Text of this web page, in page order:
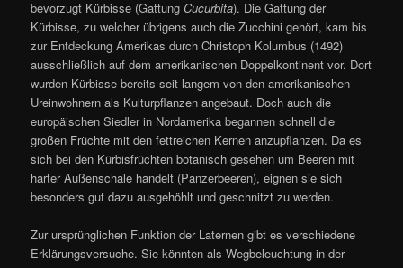
bevorzugt Kürbisse (GattungCucurbita). Die Gattung der
Kürbisse, zu welcher übrigens auch die Zucchini gehört, kam bis
zur Entdeckung Amerikas durch Christoph Kolumbus (1492)
ausschließlich auf dem amerikanischen Doppelkontinent vor. Dort
wurden Kürbisse bereits seit langem von den amerikanischen
Ureinwohnern als Kulturpflanzen angebaut. Doch auch die
europäischen Siedler in Nordamerika begannen schnell die
großen Früchte mit den fettreichen Kernen anzupflanzen. Da es
sich bei den Kürbisfrüchten botanisch gesehen um Beeren mit
harter Außenschale handelt (Panzerbeeren), eignen sie sich
besonders gut dazu ausgehöhlt und geschnitzt zu werden.
Zur ursprünglichen Funktion der Laternen gibt es verschiedene
Erklärungsversuche. Sie könnten als Wegbeleuchtung in der